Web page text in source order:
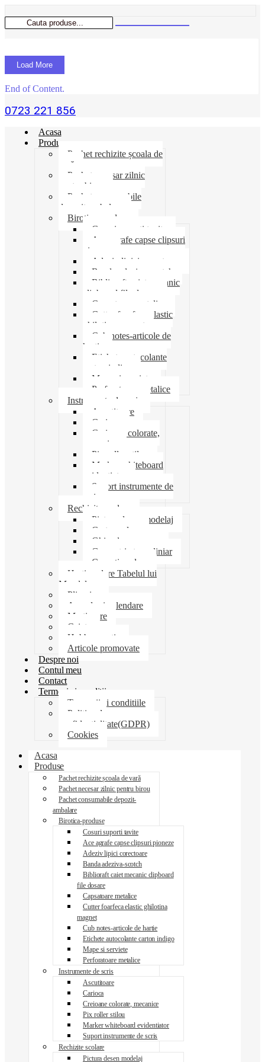
Load More
End of Content.
0723 221 856
Acasa
Produse
Pachet rechizite școala de
vară
Pachet necesar zilnic
pentru birou
Pachet consumabile
depozit-ambalare
Birotica-produse
Cosuri suporti tavite
Ace agrafe capse clipsuri
pioneze
Adeziv lipici corectoare
Banda adeziva-scotch
Biblioraft caiet mecanic
clipboard file dosare
Capsatoare metalice
Cutter foarfeca elastic
ghilotina magnet
Cub notes-articole de
hartie
Etichete autocolante
carton indigo
Mape si serviete
Perforatoare metalice
Instrumente de scris
Ascutitoare
Carioca
Creioane colorate,
mecanice
Pix roller stilou
Marker whiteboard
evidentiator
Suport instrumente de
scris
Rechizite scolare
Pictura desen modelaj
Creta scolara
Ghiozdane penare
Geometrie trusa liniar
Coperti scolare
Harti scolare Tabelul lui
Mendeleev
Plicuri
Agende si calendare
Martisoare
Caiete
Hobby creatie
Articole promovate
Despre noi
Contul meu
Contact
Termeni si conditii
Termenii si conditiile
Politica de
confidentialitate(GDPR)
Cookies
Acasa
Produse
Pachet rechizite școala de vară
Pachet necesar zilnic pentru birou
Pachet consumabile depozit-
ambalare
Birotica-produse
Cosuri suporti tavite
Ace agrafe capse clipsuri pioneze
Adeziv lipici corectoare
Banda adeziva-scotch
Biblioraft caiet mecanic clipboard
file dosare
Capsatoare metalice
Cutter foarfeca elastic ghilotina
magnet
Cub notes-articole de hartie
Etichete autocolante carton indigo
Mape si serviete
Perforatoare metalice
Instrumente de scris
Ascutitoare
Carioca
Creioane colorate, mecanice
Pix roller stilou
Marker whiteboard evidentiator
Suport instrumente de scris
Rechizite scolare
Pictura desen modelaj